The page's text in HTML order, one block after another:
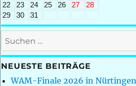
22
23 24 25 26 27
28
29
30 31
Suchen
nach:
NEUESTE BEITRÄGE
WAM-Finale 2026 in Nürtingen